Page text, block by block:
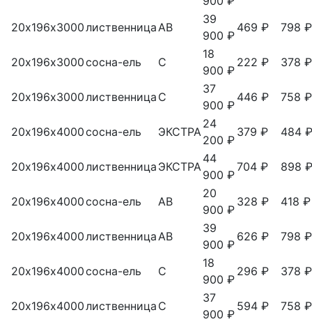
20х196х3000лиственница АВ
39
900 ₽
469 ₽ 798 ₽
20х196х3000сосна-ель С
18
900 ₽
222 ₽ 378 ₽
20х196х3000лиственница С
37
900 ₽
446 ₽ 758 ₽
20х196х4000сосна-ель ЭКСТРА
24
200 ₽
379 ₽ 484 ₽
20х196х4000лиственница ЭКСТРА
44
900 ₽
704 ₽ 898 ₽
20х196х4000сосна-ель АВ
20
900 ₽
328 ₽ 418 ₽
20х196х4000лиственница АВ
39
900 ₽
626 ₽ 798 ₽
20х196х4000сосна-ель С
18
900 ₽
296 ₽ 378 ₽
20х196х4000лиственница С
37
900 ₽
594 ₽ 758 ₽